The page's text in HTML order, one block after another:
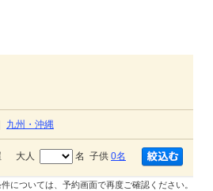
九州・沖縄
大人 名 子供 0名
については、予約画面で再度ご確認ください。